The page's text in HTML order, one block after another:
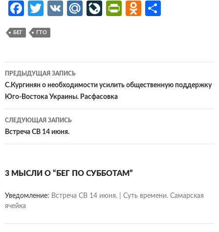
Fa
ce
b
o
k
T
w
itt
V
M
Li
n
al
Pr
n
O
as и
БЕГ ГТО
Навигация
по
ПРЕДЫДУЩАЯ ЗАПИСЬ
С.Кургинян о необходимости усилить общественную поддержку
Юго-Востока Украины. Расфасовка
СЛЕДУЮЩАЯ ЗАПИСЬ
Встреча СВ 14 июня.
3 МЫСЛИ О “БЕГ ПО СУББОТАМ”
Уведомление: Встреча СВ 14 июня. | Суть времени. Самарская
ячейка